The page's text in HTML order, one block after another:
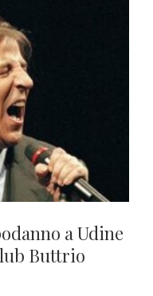
a Udine
Buttrio